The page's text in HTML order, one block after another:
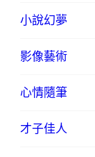
小說幻夢
影像藝術
心情隨筆
才子佳人